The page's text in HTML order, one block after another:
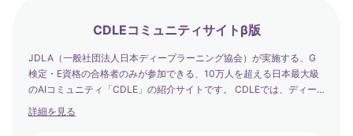
CDLEコミュニティサイトβ版
JDLA（一般社団法人日本ディープラーニング協会）が実施する、G
検定・E資格の合格者のみが参加できる、10万人を超える日本最大級
のAIコミュニティ「CDLE」の紹介サイトです。 CDLEでは、ディー
プラーニングの社会実装の日本代表として、社会を発展させるエバン
詳細を見る